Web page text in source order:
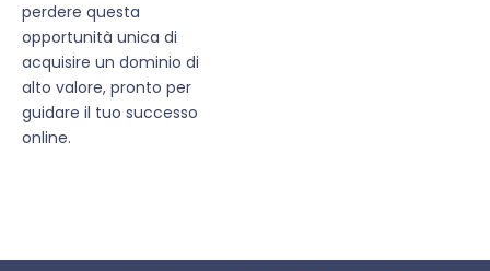
perdere questa
opportunità unica di
acquisire un dominio di
alto valore, pronto per
guidare il tuo successo
online.